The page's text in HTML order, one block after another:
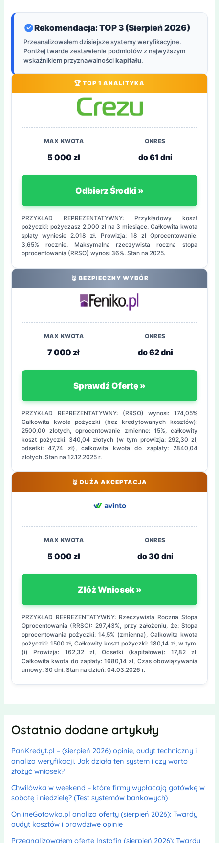
Rekomendacja: TOP 3 (Sierpień 2026)
Przeanalizowałem dzisiejsze systemy weryfikacyjne.
Poniżej twarde zestawienie podmiotów z najwyższym
wskaźnikiem przyznawalnościkapitału.
🏆 TOP 1 ANALITYKA
MAX KWOTA
5 000 zł
OKRES
do 61 dni
Odbierz Środki »
PRZYKŁAD REPREZENTATYWNY: Przykładowy koszt
pożyczki: pożyczasz 2.000 zł na 3 miesiące. Całkowita kwota
spłaty wyniesie 2.018 zł. Prowizja: 18 zł Oprocentowanie:
3,65% rocznie. Maksymalna rzeczywista roczna stopa
oprocentowania (RRSO) wynosi 36%. Stan na 2025.
🥈 BEZPIECZNY WYBÓR
MAX KWOTA
7 000 zł
OKRES
do 62 dni
Sprawdź Ofertę »
PRZYKŁAD REPREZENTATYWNY: (RRSO) wynosi: 174,05%
Całkowita kwota pożyczki (bez kredytowanych kosztów):
2500,00 złotych, oprocentowanie zmienne: 15%, całkowity
koszt pożyczki: 340,04 złotych (w tym prowizja: 292,30 zł,
odsetki: 47,74 zł), całkowita kwota do zapłaty: 2840,04
złotych. Stan na 12.12.2025 r.
🥉 DUŻA AKCEPTACJA
MAX KWOTA
5 000 zł
OKRES
do 30 dni
Złóż Wniosek »
PRZYKŁAD REPREZENTATYWNY: Rzeczywista Roczna Stopa
Oprocentowania (RRSO): 297,43%, przy założeniu, że: Stopa
oprocentowania pożyczki: 14,5% (zmienna), Całkowita kwota
pożyczki: 1500 zł, Całkowity koszt pożyczki: 180,14 zł, w tym:
(i) Prowizja: 162,32 zł, Odsetki (kapitałowe): 17,82 zł,
Całkowita kwota do zapłaty: 1680,14 zł, Czas obowiązywania
umowy: 30 dni. Stan na dzień: 04.03.2026 r.
Ostatnio dodane artykuły
PanKredyt.pl – (sierpień 2026) opinie, audyt techniczny i
analiza weryfikacji. Jak działa ten system i czy warto
złożyć wniosek?
Chwilówka w weekend – które firmy wypłacają gotówkę w
sobotę i niedzielę? (Test systemów bankowych)
OnlineGotowka.pl analiza oferty (sierpień 2026): Twardy
audyt kosztów i prawdziwe opinie
Przeanalizowałem ofertę Instafin (sierpień 2026): Twardy